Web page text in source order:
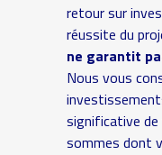
retour sur
réussite du
ne garantit
Nous vous
significative
sommes dont